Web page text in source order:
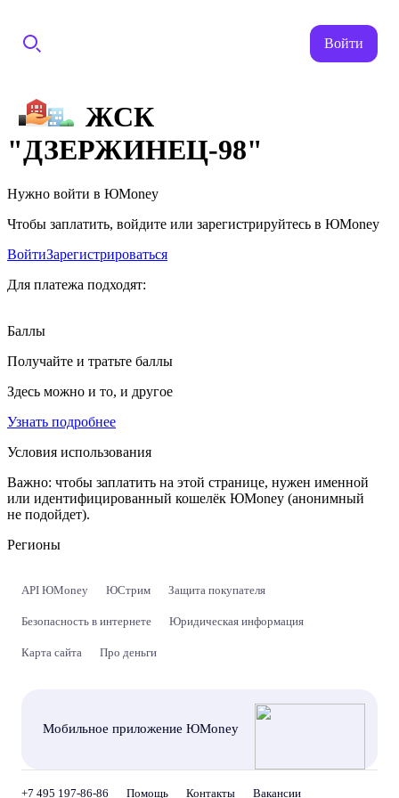
Войти
ЖСК
"ДЗЕРЖИНЕЦ-98"
Нужно войти в ЮMoney
Чтобы заплатить, войдите или зарегистрируйтесь в ЮMoney
ВойтиЗарегистрироваться
Для платежа подходят:
Баллы
Получайте и тратьте баллы
Здесь можно и то, и другое
Узнать подробнее
Условия использования
Важно: чтобы заплатить на этой странице, нужен именной
или идентифицированный кошелёк ЮMoney (анонимный
не подойдет).
Регионы
API ЮMoney ЮСтрим Защита покупателя
Безопасность в интернете Юридическая информация
Карта сайта Про деньги
Мобильное приложение ЮMoney
+7 495 197-86-86 Помощь Контакты Вакансии